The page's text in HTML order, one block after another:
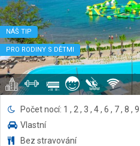
NÁŠ TIP
PRO RODINY S DĚTMI
Počet nocí: 1 , 2 , 3 , 4 , 6 , 7 , 8 ,
Vlastní
Bez stravování